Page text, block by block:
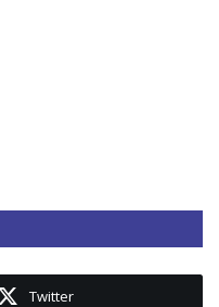
Twitter